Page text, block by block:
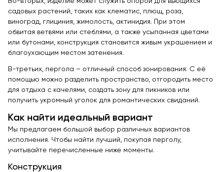
садовых растений, таких как клематис, плющ, роза,
виноград, глициния, жимолость, актинидия. При этом
обвитая ветвями или стеблями, а также усыпанная цветами
или бутонами, конструкция становится живым украшением и
благоухающим местом затенения.
В-третьих, пергола – отличный способ зонирования. С её
помощью можно разделить пространство, отгородить место
для отдыха с качелями, создать зону для пикников или
получить укромный уголок для романтических свиданий.
Как найти идеальный вариант
Мы предлагаем большой выбор различных вариантов
исполнения. Чтобы найти лучший, покупая перголу,
учитывайте перечисленные ниже моменты.
Конструкция